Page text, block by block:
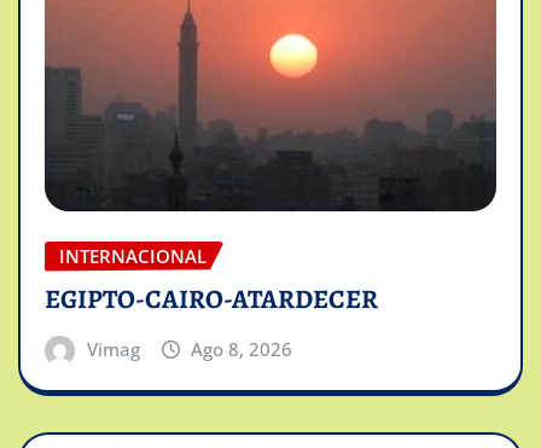
INTERNACIONAL
EGIPTO-CAIRO-ATARDECER
Vimag Ago 8, 2026